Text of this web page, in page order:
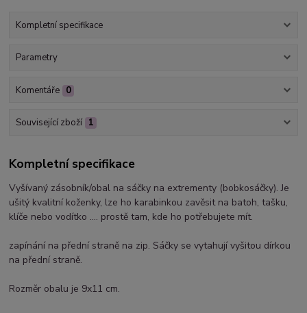
Kompletní specifikace
Parametry
Komentáře 0
Související zboží 1
Kompletní specifikace
Vyšívaný zásobník/obal na sáčky na extrementy (bobkosáčky). Je
ušitý kvalitní koženky, lze ho karabinkou zavěsit na batoh, tašku,
klíče nebo vodítko .... prostě tam, kde ho potřebujete mít.
zapínání na přední straně na zip. Sáčky se vytahují vyšitou dírkou
na přední straně.
Rozměr obalu je 9x11 cm.